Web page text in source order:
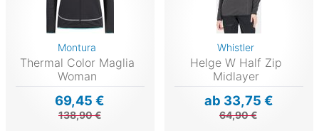
Montura
Thermal Color Maglia
Woman
69,45 €
138,90 €
Whistler
Helge W Half Zip
Midlayer
ab 33,75 €
64,90 €